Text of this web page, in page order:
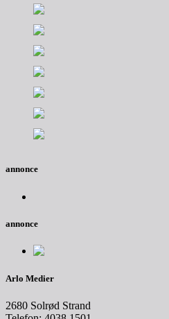
annonce
annonce
Arlo Medier
2680 Solrød Strand